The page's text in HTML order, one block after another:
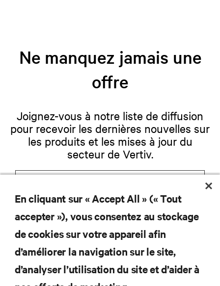
Ne manquez jamais une
offre
Joignez-vous à notre liste de diffusion
pour recevoir les dernières nouvelles sur
les produits et les mises à jour du
secteur de Vertiv.
S'INSCRIRE
RESSOURCES
En cliquant sur « Accept All » (« Tout
accepter »), vous consentez au stockage
de cookies sur votre appareil afin
d’améliorer la navigation sur le site,
d’analyser l’utilisation du site et d’aider à